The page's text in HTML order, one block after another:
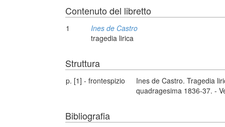
Contenuto del libretto
1
Ines de Castro
tragedia lirica
Struttura
p. [1] - frontespizio
Ines de Castro. Tragedia
quadragesima 1836-37. -
Bibliografia